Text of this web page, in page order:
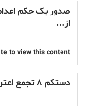
صدور یک حکم
از...
to view this content.
دستکم ۸ تجمع اعتراضی برگزار شد